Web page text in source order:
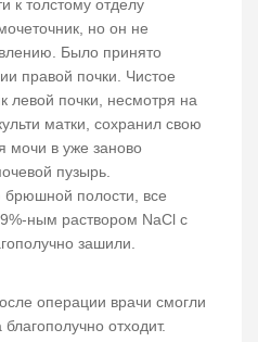
к толстому отделу
но он не
Было принято
правой почки. Чистое
левой почки, несмотря на
матки, сохранил свою
мочи в уже заново
пузырь.
брюшной полости, все
ным раствором NaCl с
зашили.
операции врачи смогли
отходит.